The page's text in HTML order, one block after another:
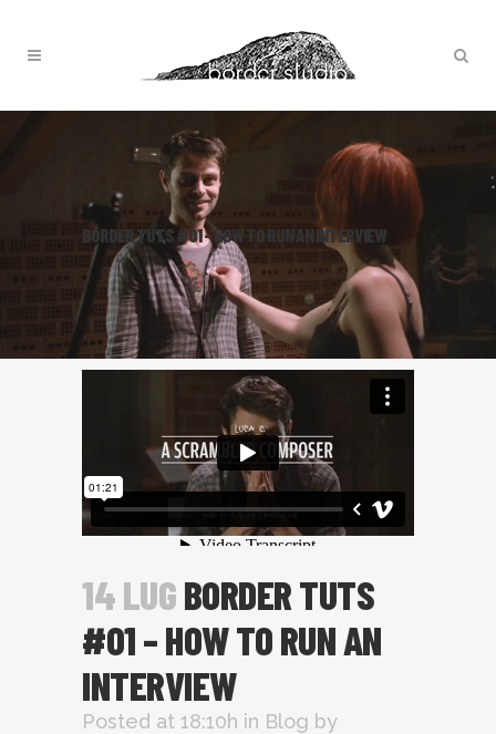
BORDER TUTS #01 – HOW TO RUN AN INTERVIEW
14 LUGBORDER TUTS
#01 – HOW TO RUN AN
INTERVIEW
Posted at 18:10h in Blog by